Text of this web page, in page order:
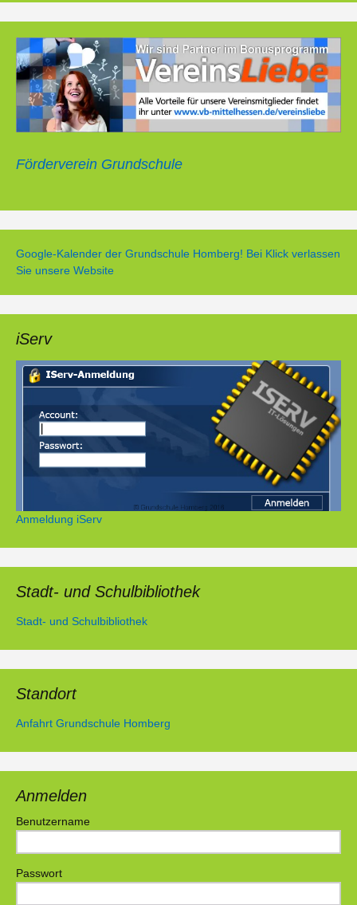
Förderverein Grundschule
Google-Kalender der Grundschule Homberg! Bei Klick verlassen
Sie unsere Website
iServ
Anmeldung iServ
Stadt- und Schulbibliothek
Stadt- und Schulbibliothek
Standort
Anfahrt Grundschule Homberg
Anmelden
Benutzername
Passwort